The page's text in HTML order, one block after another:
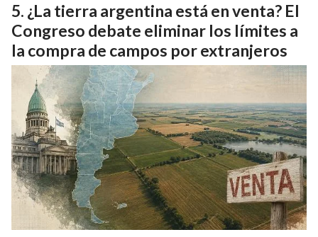
¿La tierra argentina está en venta? El
Congreso debate eliminar los límites a
la compra de campos por extranjeros